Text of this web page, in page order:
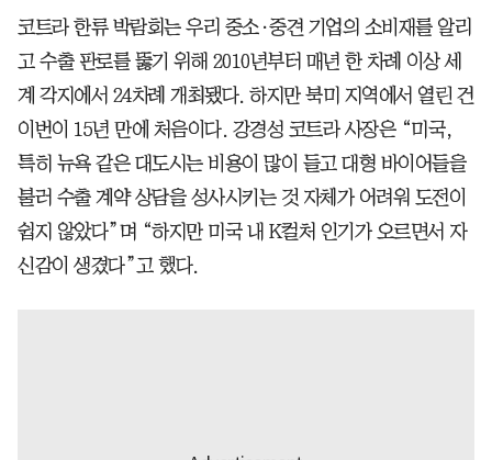
코트라 한류 박람회는 우리 중소·중견 기업의 소비재를 알리
고 수출 판로를 뚫기 위해 2010년부터 매년 한 차례 이상 세
계 각지에서 24차례 개최됐다. 하지만 북미 지역에서 열린 건
이번이 15년 만에 처음이다. 강경성 코트라 사장은 “미국,
특히 뉴욕 같은 대도시는 비용이 많이 들고 대형 바이어들을
불러 수출 계약 상담을 성사시키는 것 자체가 어려워 도전이
쉽지 않았다”며 “하지만 미국 내 K컬처 인기가 오르면서 자
신감이 생겼다”고 했다.